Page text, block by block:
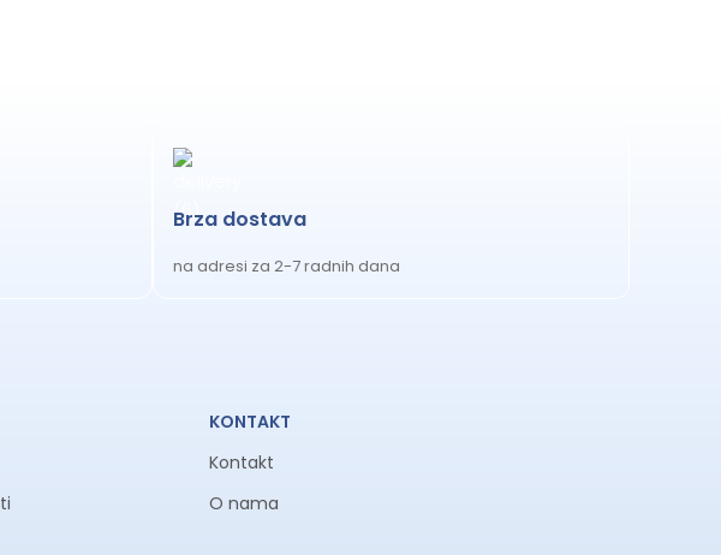
Brza dostava
na adresi za 2-7 radnih dana
KONTAKT
Kontakt
O nama